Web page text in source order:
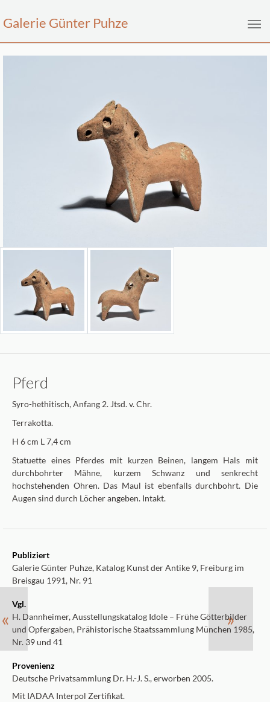
Zum Hauptinhalt springen
Galerie Günter Puhze
« »
Pferd
Syro-hethitisch, Anfang 2. Jtsd. v. Chr.
Terrakotta.
H 6 cm L 7,4 cm
Statuette eines Pferdes mit kurzen Beinen, langem Hals mit
durchbohrter Mähne, kurzem Schwanz und senkrecht
hochstehenden Ohren. Das Maul ist ebenfalls durchbohrt. Die
Augen sind durch Löcher angeben. Intakt.
Publiziert
Galerie Günter Puhze, Katalog Kunst der Antike 9, Freiburg im
Breisgau 1991, Nr. 91
Vgl.
H. Dannheimer, Ausstellungskatalog Idole – Frühe Götterbilder
und Opfergaben, Prähistorische Staatssammlung München 1985,
Nr. 39 und 41
Provenienz
Deutsche Privatsammlung Dr. H.-J. S., erworben 2005.
Mit IADAA Interpol Zertifikat.